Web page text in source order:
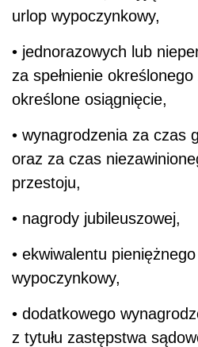
urlop wypoczynkowy,
• jednorazowych lub
za spełnienie
określone osiągnięcie,
• wynagrodzenia za czas
oraz za czas
przestoju,
• nagrody jubileuszowej,
• ekwiwalentu
wypoczynkowy,
• dodatkowego
z tytułu zastępstwa